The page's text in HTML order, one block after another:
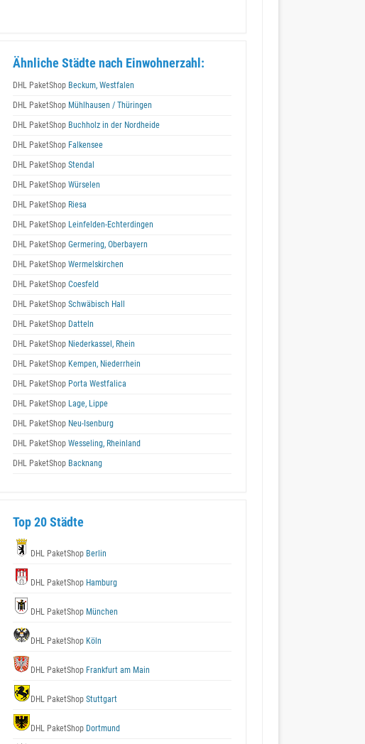
Ähnliche Städte nach Einwohnerzahl:
DHL PaketShop Beckum, Westfalen
DHL PaketShop Mühlhausen / Thüringen
DHL PaketShop Buchholz in der Nordheide
DHL PaketShop Falkensee
DHL PaketShop Stendal
DHL PaketShop Würselen
DHL PaketShop Riesa
DHL PaketShop Leinfelden-Echterdingen
DHL PaketShop Germering, Oberbayern
DHL PaketShop Wermelskirchen
DHL PaketShop Coesfeld
DHL PaketShop Schwäbisch Hall
DHL PaketShop Datteln
DHL PaketShop Niederkassel, Rhein
DHL PaketShop Kempen, Niederrhein
DHL PaketShop Porta Westfalica
DHL PaketShop Lage, Lippe
DHL PaketShop Neu-Isenburg
DHL PaketShop Wesseling, Rheinland
DHL PaketShop Backnang
Top 20 Städte
DHL PaketShop Berlin
DHL PaketShop Hamburg
DHL PaketShop München
DHL PaketShop Köln
DHL PaketShop Frankfurt am Main
DHL PaketShop Stuttgart
DHL PaketShop Dortmund